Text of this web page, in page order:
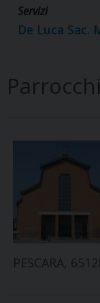
Servizi
De Luca Sac.
PESCARA,